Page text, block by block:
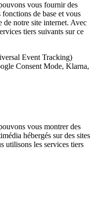
vous fournir des
de base et vous
de notre site internet. Avec
tiers suivants sur ce
Event Tracking)
Consent Mode, Klarna,
vous montrer des
hébergés sur des sites
utilisons les services tiers